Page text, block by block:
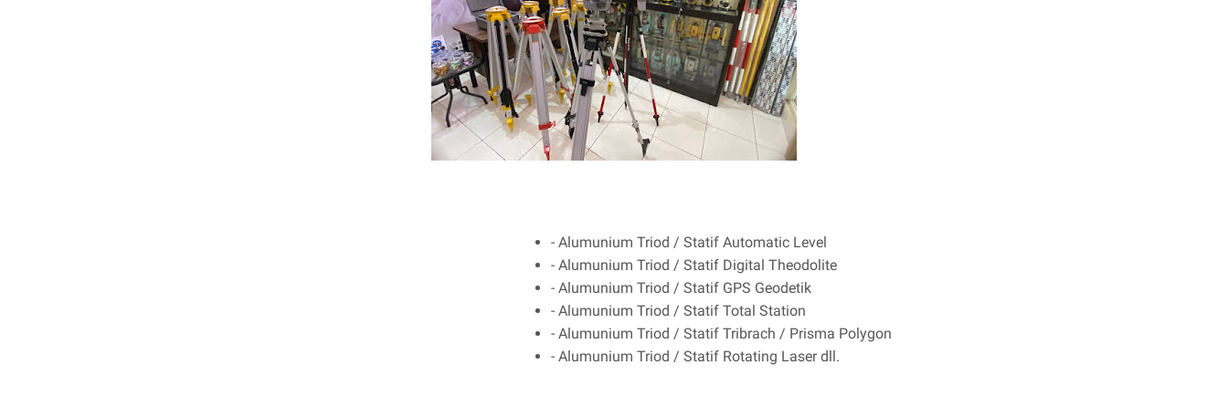
- Alumunium Triod / Statif Automatic Level
- Alumunium Triod / Statif Digital Theodolite
- Alumunium Triod / Statif GPS Geodetik
- Alumunium Triod / Statif Total Station
- Alumunium Triod / Statif Tribrach / Prisma Polygon
- Alumunium Triod / Statif Rotating Laser dll.